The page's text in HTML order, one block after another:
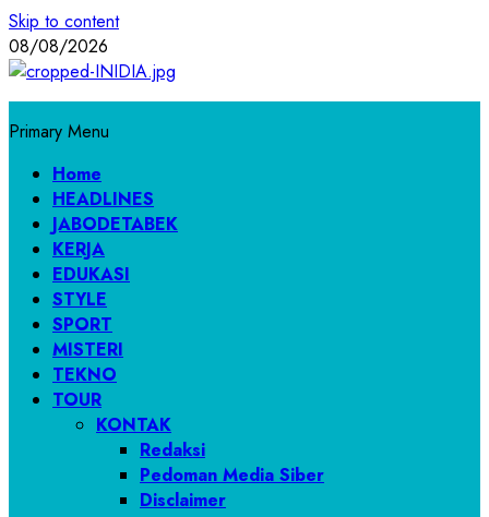
Skip to content
08/08/2026
Primary Menu
Home
HEADLINES
JABODETABEK
KERJA
EDUKASI
STYLE
SPORT
MISTERI
TEKNO
TOUR
KONTAK
Redaksi
Pedoman Media Siber
Disclaimer